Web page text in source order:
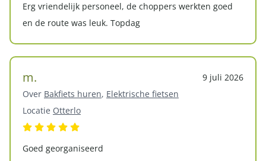
Erg vriendelijk personeel, de choppers werkten goed
en de route was leuk. Topdag
m.
9 juli 2026
Over Bakfiets huren, Elektrische fietsen
Locatie Otterlo
Goed georganiseerd